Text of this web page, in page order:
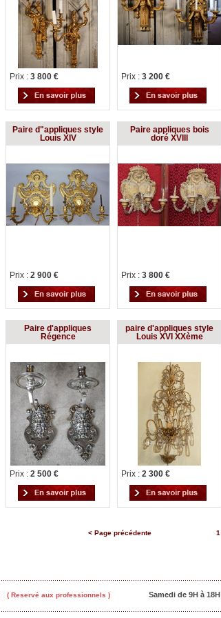
Prix : 3 800 € Prix : 3 200 €
Paire d"appliques style
Louis XIV
Prix : 2 900 €
Paire appliques bois
doré XVIII
Prix : 3 800 €
Paire d'appliques
Régence
Prix : 2 500 €
paire d'appliques style
Louis XVI XXème
Prix : 2 300 €
< Page précédente 1
( Reservé aux professionnels ) Samedi de 9H à 18H